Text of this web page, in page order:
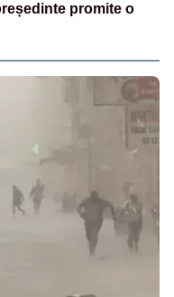
promite o